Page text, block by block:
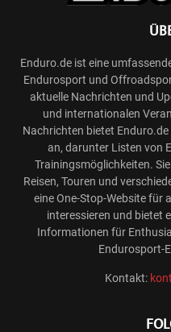
Enduro.de ist eine
Endurosport und
aktuelle Nachrichten und
und internationalen
Nachrichten bietet
an, darunter Listen von
Trainingsmöglichkeiten.
Reisen, Touren und
eine One-Stop-Website für
interessieren und bietet
Informationen für
Endurosport-
Kontakt: